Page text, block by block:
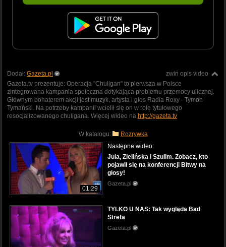
zwiń opis video
Dodał: Gazeta.pl
Gazeta.tv prezentuje: Operacja "Chuligan" to pierwsza w Polsce
zintegrowana kampania społeczna dotykająca problemu przemocy ulicznej.
Głównym bohaterem akcji jest muzyk, artysta i głos Radia Roxy - Tymon
Tymański. Na potrzeby kampanii wcielił się on w rolę tytułowego
resocjalizowanego chuligana. Więcej wideo na http://gazeta.tv
W katalogu: Rozrywka
01:29
Następne wideo:
Jula, Zielińska i Szulim. Zobacz, kto
pojawił się na konferencji Bitwy na
głosy!
Gazeta.pl
TYLKO U NAS: Tak wygląda Bad
Strefa
Gazeta.pl